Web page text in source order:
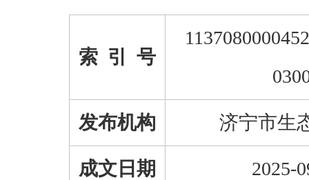
索 引 号
发布机构 济宁市生
成文日期 2025-